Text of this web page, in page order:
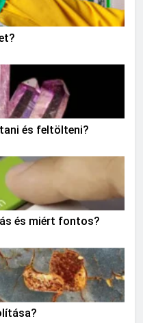
és feltölteni?
és miért fontos?